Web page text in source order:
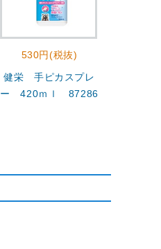
530円(税抜)
健栄 手ピカスプレ
ー 420ｍｌ 87286